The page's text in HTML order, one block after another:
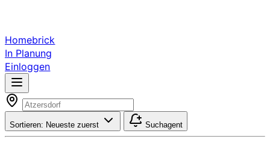
Homebrick
In Planung
Einloggen
Sortieren: Neueste zuerst Suchagent